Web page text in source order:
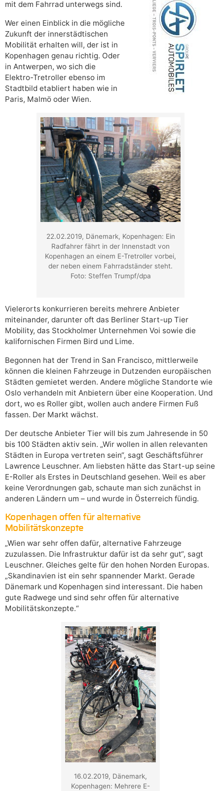
mit dem Fahrrad unterwegs sind.
Wer einen Einblick in die mögliche
Zukunft der innerstädtischen
Mobilität erhalten will, der ist in
Kopenhagen genau richtig. Oder
in Antwerpen, wo sich die
Elektro-Tretroller ebenso im
Stadtbild etabliert haben wie in
Paris, Malmö oder Wien.
22.02.2019, Dänemark, Kopenhagen: Ein
Radfahrer fährt in der Innenstadt von
Kopenhagen an einem E-Tretroller vorbei,
der neben einem Fahrradständer steht.
Foto: Steffen Trumpf/dpa
Vielerorts konkurrieren bereits mehrere Anbieter
miteinander, darunter oft das Berliner Start-up Tier
Mobility, das Stockholmer Unternehmen Voi sowie die
kalifornischen Firmen Bird und Lime.
Begonnen hat der Trend in San Francisco, mittlerweile
können die kleinen Fahrzeuge in Dutzenden europäischen
Städten gemietet werden. Andere mögliche Standorte wie
Oslo verhandeln mit Anbietern über eine Kooperation. Und
dort, wo es Roller gibt, wollen auch andere Firmen Fuß
fassen. Der Markt wächst.
Der deutsche Anbieter Tier will bis zum Jahresende in 50
bis 100 Städten aktiv sein. „Wir wollen in allen relevanten
Städten in Europa vertreten sein“, sagt Geschäftsführer
Lawrence Leuschner. Am liebsten hätte das Start-up seine
E-Roller als Erstes in Deutschland gesehen. Weil es aber
keine Verordnungen gab, schaute man sich zunächst in
anderen Ländern um – und wurde in Österreich fündig.
Kopenhagen offen für alternative
Mobilitätskonzepte
„Wien war sehr offen dafür, alternative Fahrzeuge
zuzulassen. Die Infrastruktur dafür ist da sehr gut“, sagt
Leuschner. Gleiches gelte für den hohen Norden Europas.
„Skandinavien ist ein sehr spannender Markt. Gerade
Dänemark und Kopenhagen sind interessant. Die haben
gute Radwege und sind sehr offen für alternative
Mobilitätskonzepte.“
16.02.2019, Dänemark,
Kopenhagen: Mehrere E-